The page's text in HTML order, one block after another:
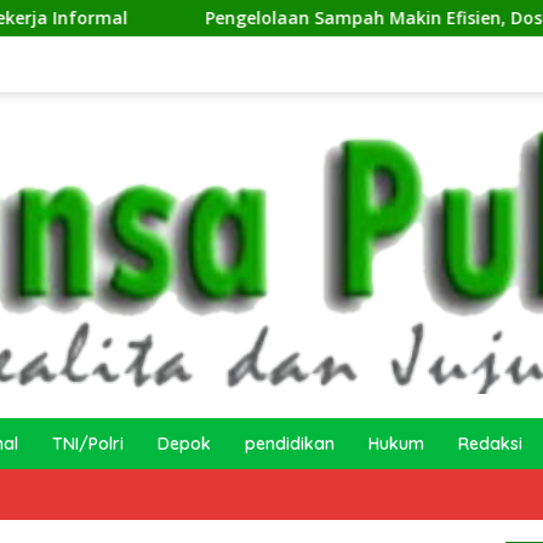
Pengelolaan Sampah Makin Efisien, Dosen Ilmu
TNI/Polri Depok pendidikan Hukum Redaksi